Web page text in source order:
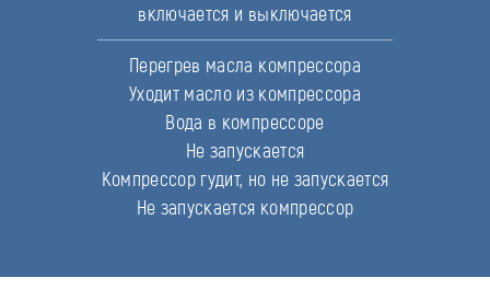
включается и выключается
Перегрев масла компрессора
Уходит масло из компрессора
Вода в компрессоре
Не запускается
Компрессор гудит, но не запускается
Не запускается компрессор